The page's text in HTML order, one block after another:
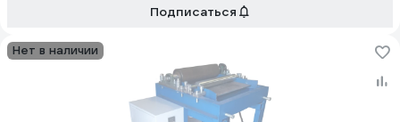
Подписаться
Нет в наличии